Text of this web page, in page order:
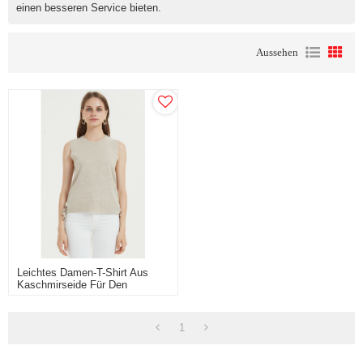
einen besseren Service bieten.
Aussehen
Leichtes Damen-T-Shirt Aus
Kaschmirseide Für Den
1